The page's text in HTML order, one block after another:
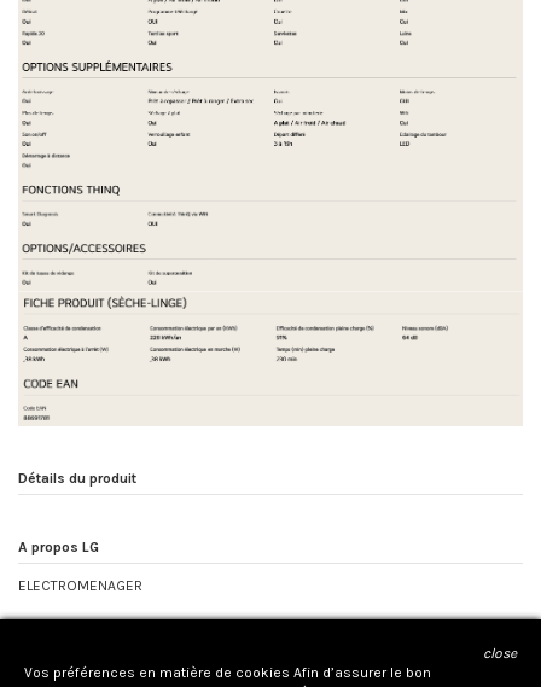
Détails du produit
A propos LG
ELECTROMENAGER
CONTACTEZ NOUS
close
Vos préférences en matière de cookies Afin d’assurer le bon